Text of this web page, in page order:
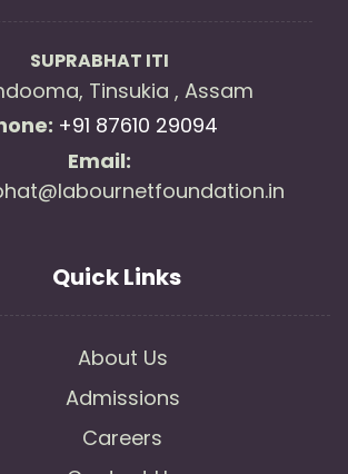
SUPRABHAT ITI
Tinsukia , Assam
+91 87610 29094
Email:
Quick Links
About Us
Admissions
Careers